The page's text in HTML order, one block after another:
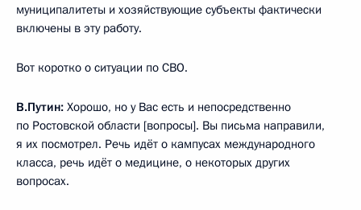
муниципалитеты и хозяйствующие субъекты фактически
включены в эту работу.
Вот коротко о ситуации по СВО.
В.Путин: Хорошо, но у Вас есть и непосредственно
по Ростовской области [вопросы]. Вы письма направили,
я их посмотрел. Речь идёт о кампусах международного
класса, речь идёт о медицине, о некоторых других
вопросах.